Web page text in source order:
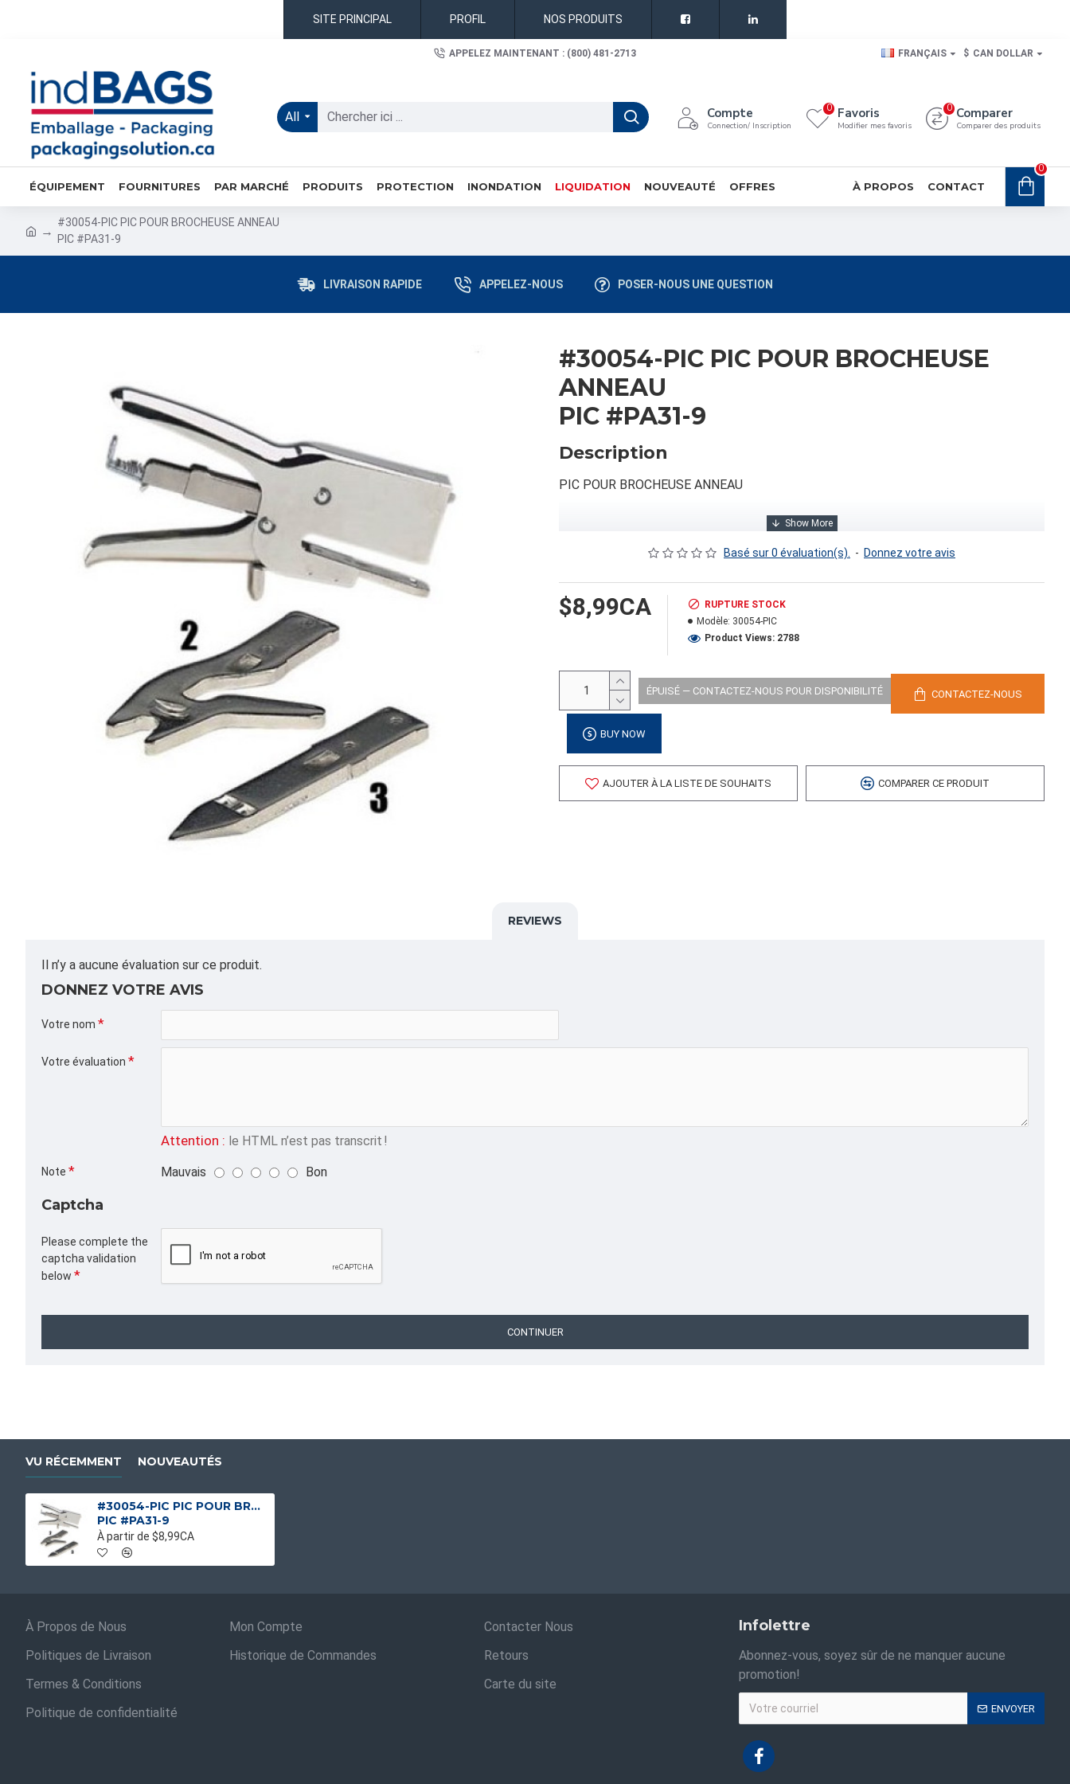
SITE PRINCIPAL PROFIL NOS PRODUITS
APPELEZ MAINTENANT : (800) 481-2713 FRANÇAIS $ CAN DOLLAR
All Compte
Connection/ Inscription
Favoris
Modifier mes favoris
0 Comparer
Comparer des produits
0
ÉQUIPEMENT FOURNITURES PAR MARCHÉ PRODUITS PROTECTION INONDATION LIQUIDATION NOUVEAUTÉ OFFRES À PROPOS CONTACT
0
#30054-PIC PIC POUR BROCHEUSE ANNEAU
PIC #PA31-9
LIVRAISON RAPIDE APPELEZ-NOUS POSER-NOUS UNE QUESTION
#30054-PIC PIC POUR BROCHEUSE
ANNEAU
PIC #PA31-9
Description
PIC POUR BROCHEUSE ANNEAU
INFORMATION PRODUIT
Capacité/Taille:
PIC #PA31-9
Quantité par emballage: 1.00
Dimension:
Poids: 0.00
Volume cubique: 0.00 pieds cubes
FORMAT DE PALETTE
Quantité par palette: 0.00
Dimension/pallet:
Basé sur 0 évaluation(s). - Donnez votre avis
$8,99CA
RUPTURE STOCK
Modèle: 30054-PIC
Product Views: 2788
ÉPUISÉ — CONTACTEZ-NOUS POUR DISPONIBILITÉ CONTACTEZ-NOUS
BUY NOW
AJOUTER À LA LISTE DE SOUHAITS COMPARER CE PRODUIT
REVIEWS
Il n’y a aucune évaluation sur ce produit.
DONNEZ VOTRE AVIS
Votre nom
Votre évaluation
Attention : le HTML n’est pas transcrit !
Note Mauvais Bon
Captcha
Please complete the
captcha validation
below
CONTINUER
VU RÉCEMMENT NOUVEAUTÉS
#30054-PIC PIC POUR BROCHEUSE ANNEAU
PIC #PA31-9
À partir de $8,99CA
À Propos de Nous
Politiques de Livraison
Termes & Conditions
Politique de confidentialité
Mon Compte
Historique de Commandes
Contacter Nous
Retours
Carte du site
Infolettre
Abonnez-vous, soyez sûr de ne manquer aucune
promotion!
ENVOYER